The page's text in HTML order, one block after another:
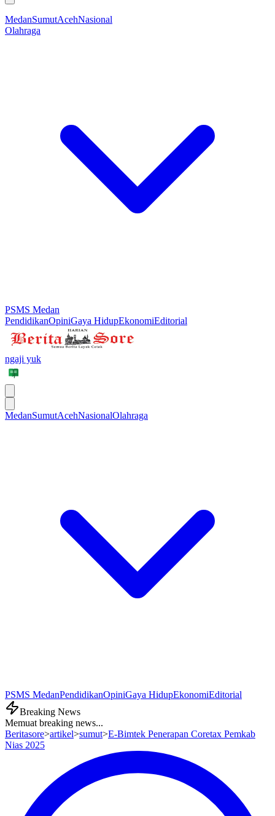
MedanSumutAcehNasional
Olahraga
PSMS Medan
PendidikanOpiniGaya HidupEkonomiEditorial
ngaji yuk
MedanSumutAcehNasionalOlahraga
PSMS MedanPendidikanOpiniGaya HidupEkonomiEditorial
Breaking News
Memuat breaking news...
Beritasore>artikel>sumut>E-Bimtek Penerapan Coretax Pemkab
Nias 2025